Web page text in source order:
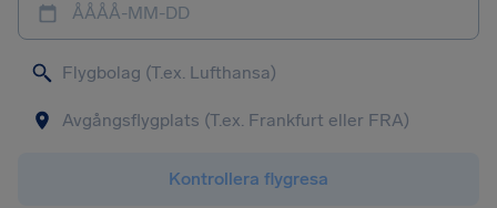
ÅÅÅÅ-MM-DD
Kontrollera flygresa